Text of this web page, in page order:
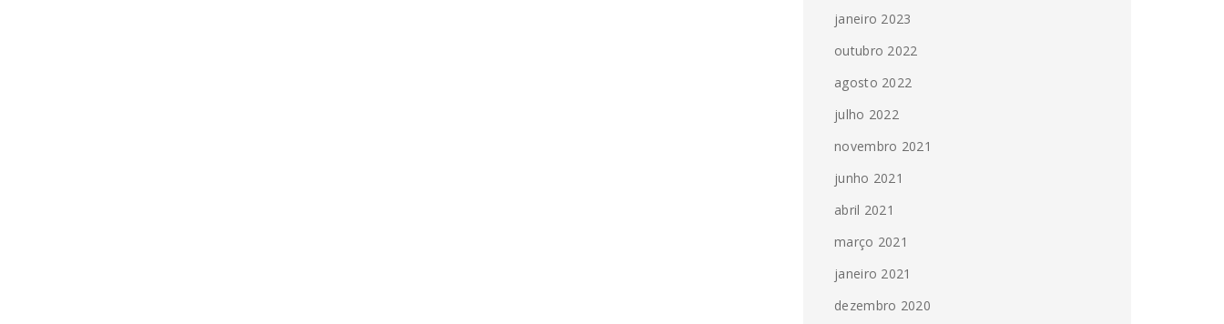
janeiro 2023
outubro 2022
agosto 2022
julho 2022
novembro 2021
junho 2021
abril 2021
março 2021
janeiro 2021
dezembro 2020